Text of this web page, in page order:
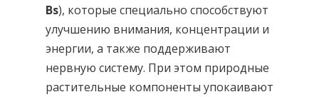
Bs), которые специально способствуют
улучшению внимания, концентрации и
энергии, а также поддерживают
нервную систему. При этом природные
растительные компоненты упокаивают